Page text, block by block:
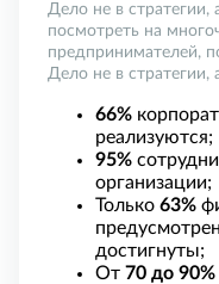
Дело не в стратегии,
посмотреть на
предпринимателей,
Дело не в стратегии,
66%
реализуются;
95%
организации;
Только 63%
достигнуты;
От 70 до 90%